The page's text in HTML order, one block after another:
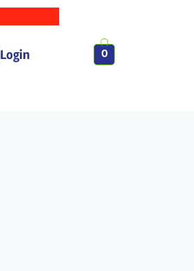
Login 0